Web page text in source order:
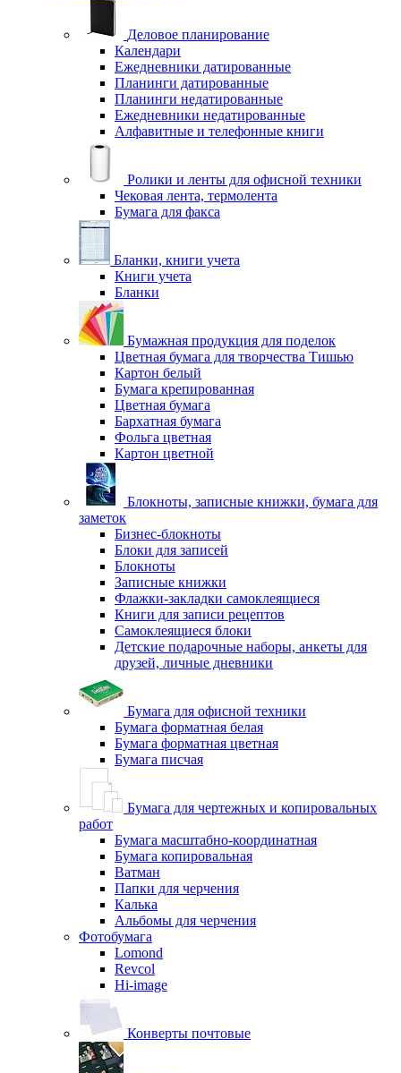
Деловое планирование
Календари
Ежедневники датированные
Планинги датированные
Планинги недатированные
Ежедневники недатированные
Алфавитные и телефонные книги
Ролики и ленты для офисной техники
Чековая лента, термолента
Бумага для факса
Бланки, книги учета
Книги учета
Бланки
Бумажная продукция для поделок
Цветная бумага для творчества Тишью
Картон белый
Бумага крепированная
Цветная бумага
Бархатная бумага
Фольга цветная
Картон цветной
Блокноты, записные книжки, бумага для
заметок
Бизнес-блокноты
Блоки для записей
Блокноты
Записные книжки
Флажки-закладки самоклеящиеся
Книги для записи рецептов
Самоклеящиеся блоки
Детские подарочные наборы, анкеты для
друзей, личные дневники
Бумага для офисной техники
Бумага форматная белая
Бумага форматная цветная
Бумага писчая
Бумага для чертежных и копировальных
работ
Бумага масштабно-координатная
Бумага копировальная
Ватман
Папки для черчения
Калька
Альбомы для черчения
Фотобумага
Lomond
Revcol
Hi-image
Конверты почтовые